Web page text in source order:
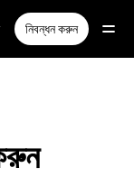
নিবন্ধন করুন